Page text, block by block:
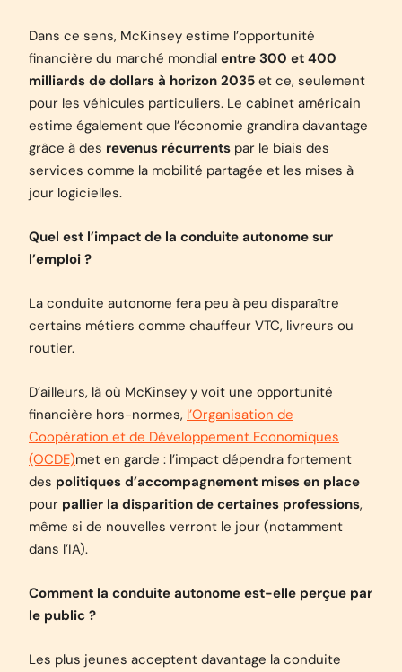
Dans ce sens, McKinsey estime l’opportunité
financière du marché mondial entre 300 et 400
milliards de dollars à horizon 2035 et ce, seulement
pour les véhicules particuliers. Le cabinet américain
estime également que l’économie grandira davantage
grâce à des revenus récurrents par le biais des
services comme la mobilité partagée et les mises à
jour logicielles.
Quel est l’impact de la conduite autonome sur
l’emploi ?
La conduite autonome fera peu à peu disparaître
certains métiers comme chauffeur VTC, livreurs ou
routier.
D’ailleurs, là où McKinsey y voit une opportunité
financière hors-normes, l’Organisation de
Coopération et de Développement Economiques
(OCDE)met en garde : l’impact dépendra fortement
des politiques d’accompagnement mises en place
pour pallier la disparition de certaines professions,
même si de nouvelles verront le jour (notamment
dans l’IA).
Comment la conduite autonome est-elle perçue par
le public ?
Les plus jeunes acceptent davantage la conduite